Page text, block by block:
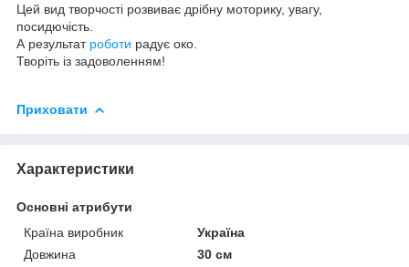
Цей вид творчості розвиває дрібну моторику, увагу,
посидючість.
А результат роботи радує око.
Творіть із задоволенням!
Приховати
Характеристики
Основні атрибути
Країна виробник
Україна
Довжина
30 см